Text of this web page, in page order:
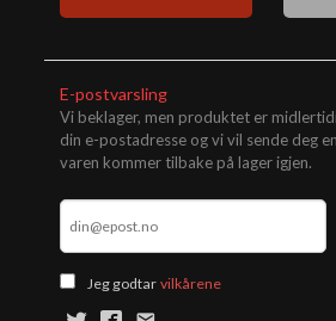
E-postvarsling
Vi beklager, men produktet er
din e-postadresse og vi vil sende deg
varen kommer tilbake på lager igjen.
Jeg godtar vilkårene